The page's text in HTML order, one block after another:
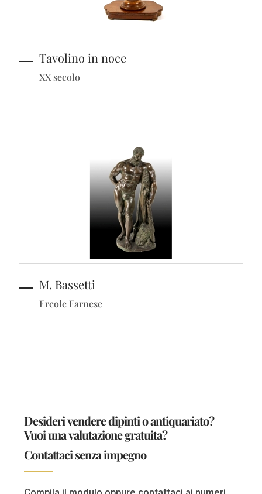
Tavolino in noce
XX secolo
M. Bassetti
Ercole Farnese
Desideri vendere dipinti o antiquariato?
Vuoi una valutazione gratuita?
Contattaci senza impegno